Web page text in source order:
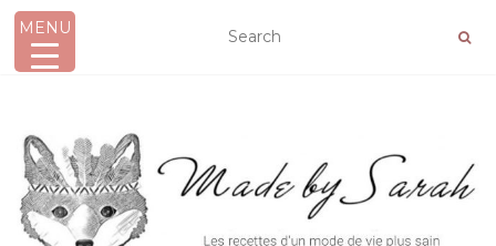
MENU
AFFICHER/MASQUER LA NAVIGATION